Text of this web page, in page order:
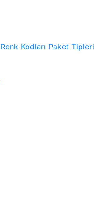
Renk Kodları Paket Tipleri